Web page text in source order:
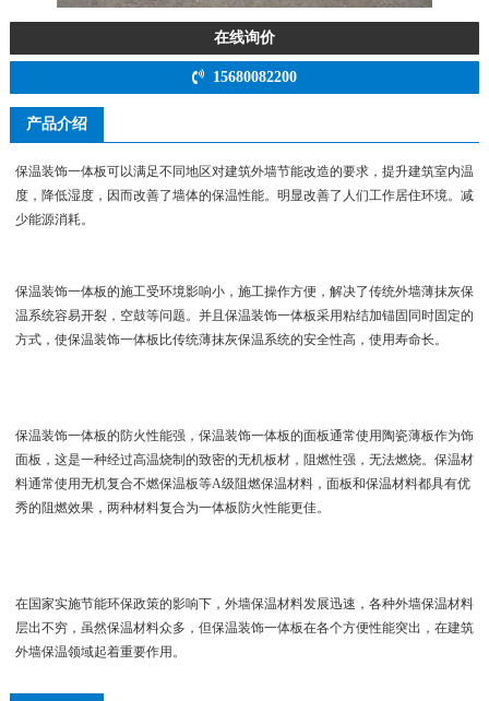
在线询价
15680082200
产品介绍
保温装饰一体板可以满足不同地区对建筑外墙节能改造的要求，提升建筑室内温
度，降低湿度，因而改善了墙体的保温性能。明显改善了人们工作居住环境。减
少能源消耗。
保温装饰一体板的施工受环境影响小，施工操作方便，解决了传统外墙薄抹灰保
温系统容易开裂，空鼓等问题。并且保温装饰一体板采用粘结加锚固同时固定的
方式，使保温装饰一体板比传统薄抹灰保温系统的安全性高，使用寿命长。
保温装饰一体板的防火性能强，保温装饰一体板的面板通常使用陶瓷薄板作为饰
面板，这是一种经过高温烧制的致密的无机板材，阻燃性强，无法燃烧。保温材
料通常使用无机复合不燃保温板等A级阻燃保温材料，面板和保温材料都具有优
秀的阻燃效果，两种材料复合为一体板防火性能更佳。
在国家实施节能环保政策的影响下，外墙保温材料发展迅速，各种外墙保温材料
层出不穷，虽然保温材料众多，但保温装饰一体板在各个方便性能突出，在建筑
外墙保温领域起着重要作用。